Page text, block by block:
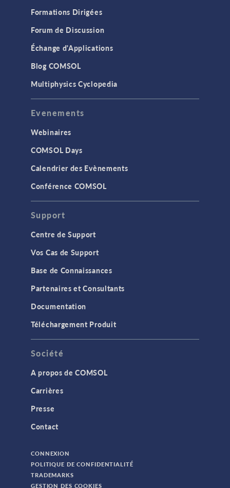
Formations Dirigées
Forum de Discussion
Échange d'Applications
Blog COMSOL
Multiphysics Cyclopedia
Evenements
Webinaires
COMSOL Days
Calendrier des Evènements
Conférence COMSOL
Support
Centre de Support
Vos Cas de Support
Base de Connaissances
Partenaires et Consultants
Documentation
Téléchargement Produit
Société
A propos de COMSOL
Carrières
Presse
Contact
CONNEXION
POLITIQUE DE CONFIDENTIALITÉ
TRADEMARKS
GESTION DES COOKIES